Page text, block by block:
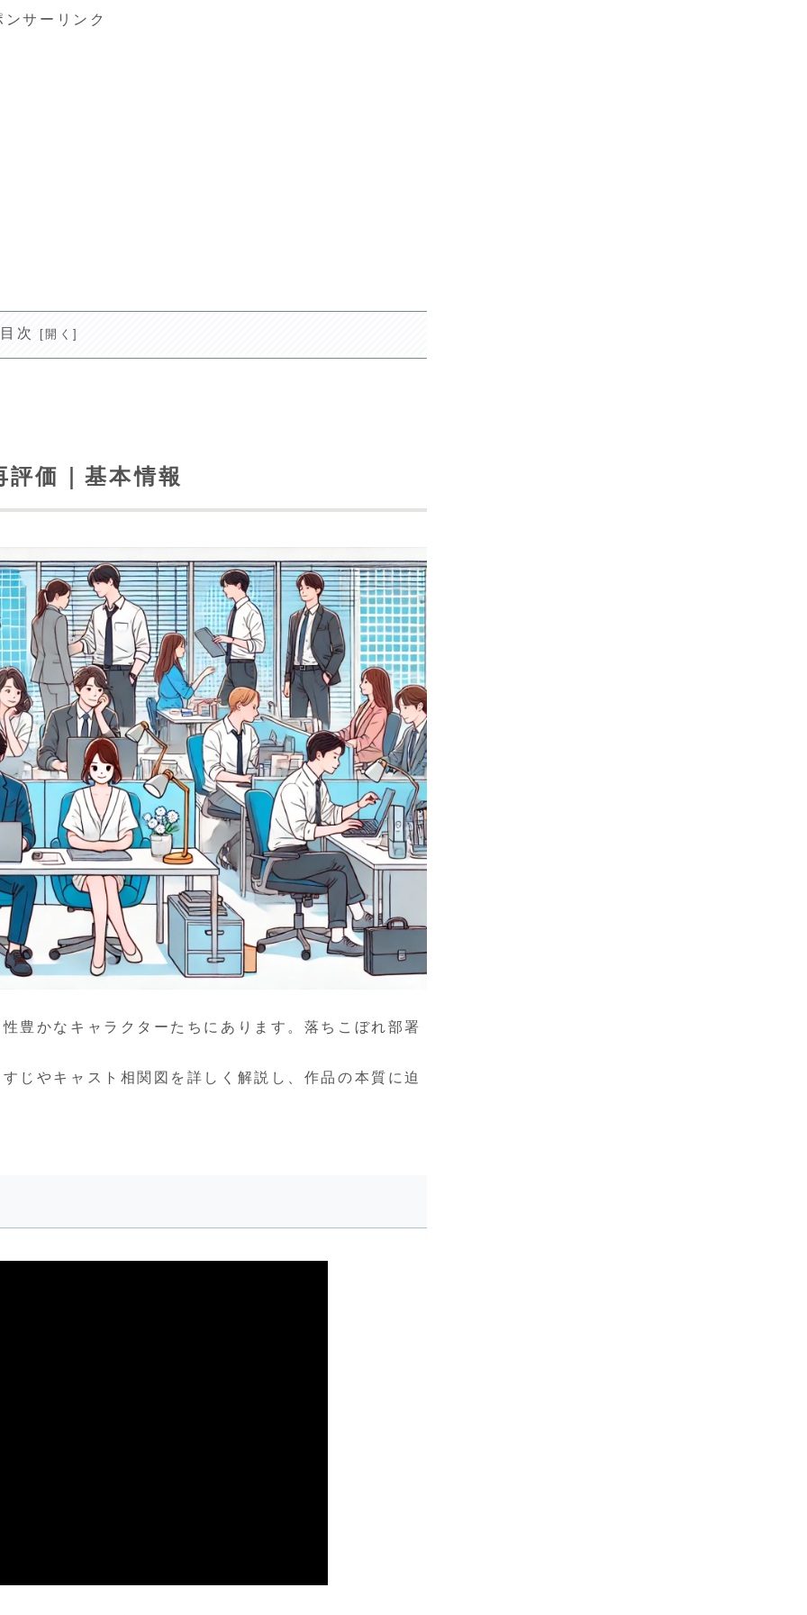
ンサーリンク
目次
価｜基本情報
豊かなキャラクターたちにあります。落ちこぼれ部署
じやキャスト相関図を詳しく解説し、作品の本質に迫